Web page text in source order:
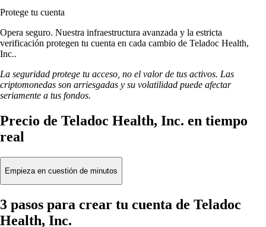
Protege tu cuenta
Opera seguro. Nuestra infraestructura avanzada y la estricta
verificación protegen tu cuenta en cada cambio de Teladoc Health,
Inc..
La seguridad protege tu acceso, no el valor de tus activos. Las
criptomonedas son arriesgadas y su volatilidad puede afectar
seriamente a tus fondos.
Precio de Teladoc Health, Inc. en tiempo
real
Empieza en cuestión de minutos
3 pasos para crear tu cuenta de Teladoc
Health, Inc.